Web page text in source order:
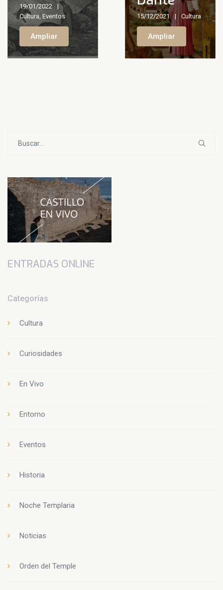
19/01/2022
Cultura, Eventos
Ampliar
15/12/2021 Cultura
Ampliar
ENTRADAS ONLINE
Categorías
Cultura
Curiosidades
En Vivo
Entorno
Eventos
Historia
Noche Templaria
Noticias
Orden del Temple